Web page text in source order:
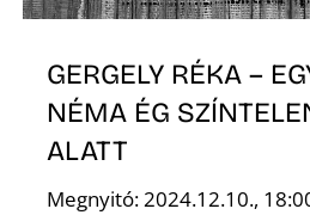
GERGELY RÉKA –
NÉMA ÉG
ALATT
Megnyitó: 2024.12.10.,